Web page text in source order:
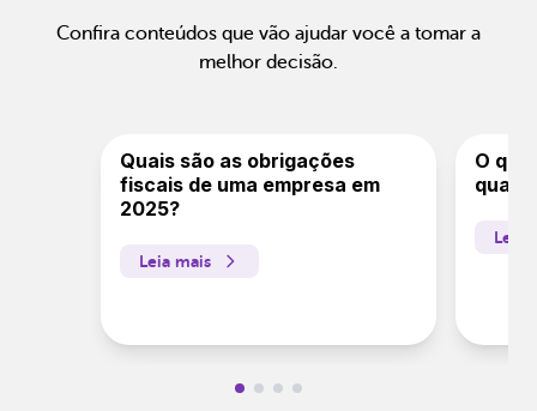
Confira conteúdos que vão ajudar você a tomar a
melhor decisão.
Quais são as obrigações
fiscais de uma empresa em
2025?
Leia mais
O
quais
Leia